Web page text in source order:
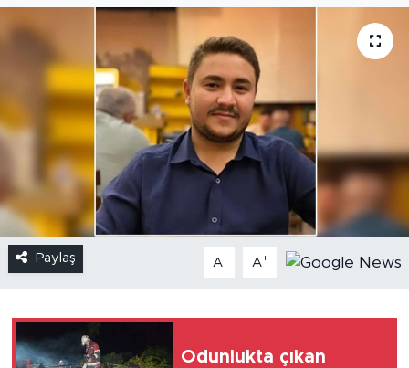
Paylaş A- A+
Odunlukta çıkan